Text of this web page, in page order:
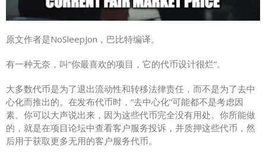
原文作者是NoSleepJon，巴比特编译。
有一种无奈，叫“你最喜欢的项目，它的代币设计很烂”。
大多数代币是为了退出流动性和转移法律责任，而不是为了去中
心化而推出的。在发布代币时，“去中心化”可能都不是考虑因
素。你可以大声说出来，因为这些代币完全没有用处。你所能做
的，就是在项目论坛中查看客户服务投诉，并质押这些代币，然
后用于获取更多无用的客户服务代币。